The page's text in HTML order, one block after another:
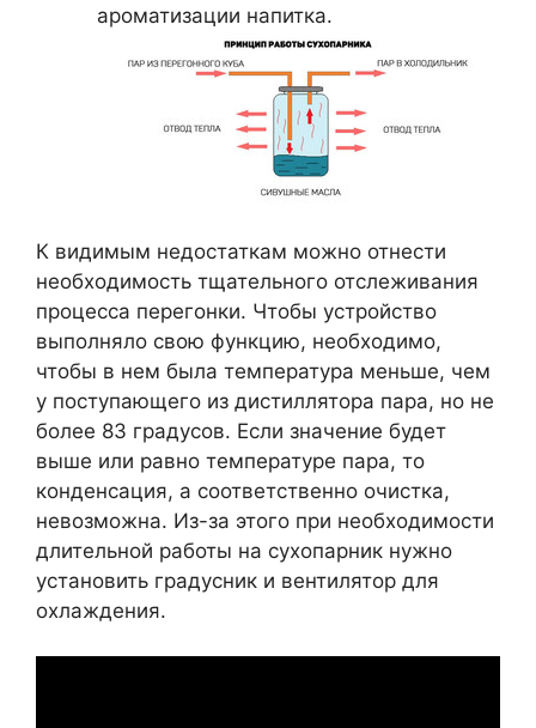
ароматизации напитка.
К видимым недостаткам можно отнести
необходимость тщательного отслеживания
процесса перегонки. Чтобы устройство
выполняло свою функцию, необходимо,
чтобы в нем была температура меньше, чем
у поступающего из дистиллятора пара, но не
более 83 градусов. Если значение будет
выше или равно температуре пара, то
конденсация, а соответственно очистка,
невозможна. Из-за этого при необходимости
длительной работы на сухопарник нужно
установить градусник и вентилятор для
охлаждения.